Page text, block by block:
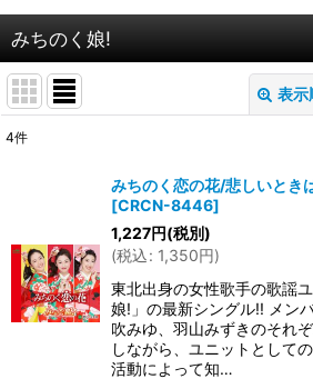
みちのく娘!
表示
絞り込む
4件
みちのく恋の花/悲しいとき
[CRCN-8446]
1,227円(税別)
(税込: 1,350円)
東北出身の女性歌手の歌謡
娘!」の最新シングル!! メン
吹みゆ、羽山みずきのそれ
しながら、ユニットとして
活動によって知…